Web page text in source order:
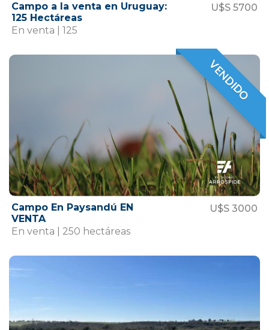
Campo a la venta en Uruguay:
125 Hectáreas
U$S 5700
En venta | 125
VENDIDO
VENDIDO
Campo En Paysandú EN
VENTA
U$S 3000
En venta | 250 hectáreas